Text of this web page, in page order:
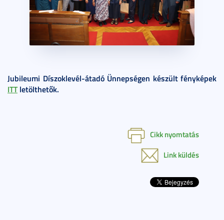
Jubileumi Díszoklevél-átadó Ünnepségen készült fényképek
ITTletölthetők.
Cikk nyomtatás
Link küldés